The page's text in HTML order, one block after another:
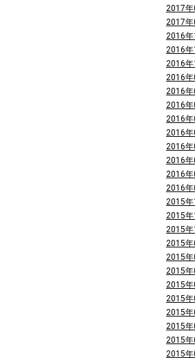
2017年
2017年
2016年
2016年
2016年
2016年
2016年
2016年
2016年
2016年
2016年
2016年
2016年
2016年
2015年
2015年
2015年
2015年
2015年
2015年
2015年
2015年
2015年
2015年
2015年
2015年